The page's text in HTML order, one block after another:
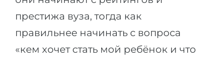
престижа вуза, тогда как
правильнее начинать с вопроса
«кем хочет стать мой ребёнок и что